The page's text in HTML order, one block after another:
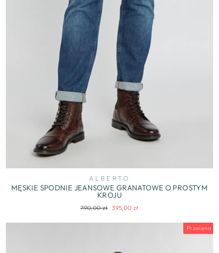
ALBERTO
MĘSKIE SPODNIE JEANSOWE GRANATOWE O PROSTYM
KROJU
Regularna
790,00 zł Cena
395,00 zł
Przecena